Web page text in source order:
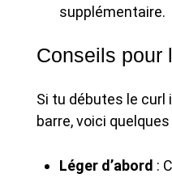
supplémentaire.
Conseils pour
Si tu débutes le curl
barre, voici
Léger d’abord :